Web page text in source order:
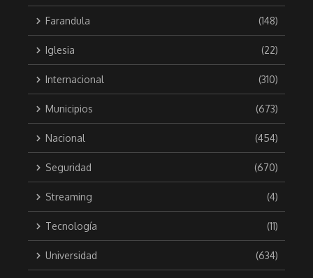
Farandula (148)
Iglesia (22)
Internacional (310)
Municipios (673)
Nacional (454)
Seguridad (670)
Streaming (4)
Tecnología (11)
Universidad (634)